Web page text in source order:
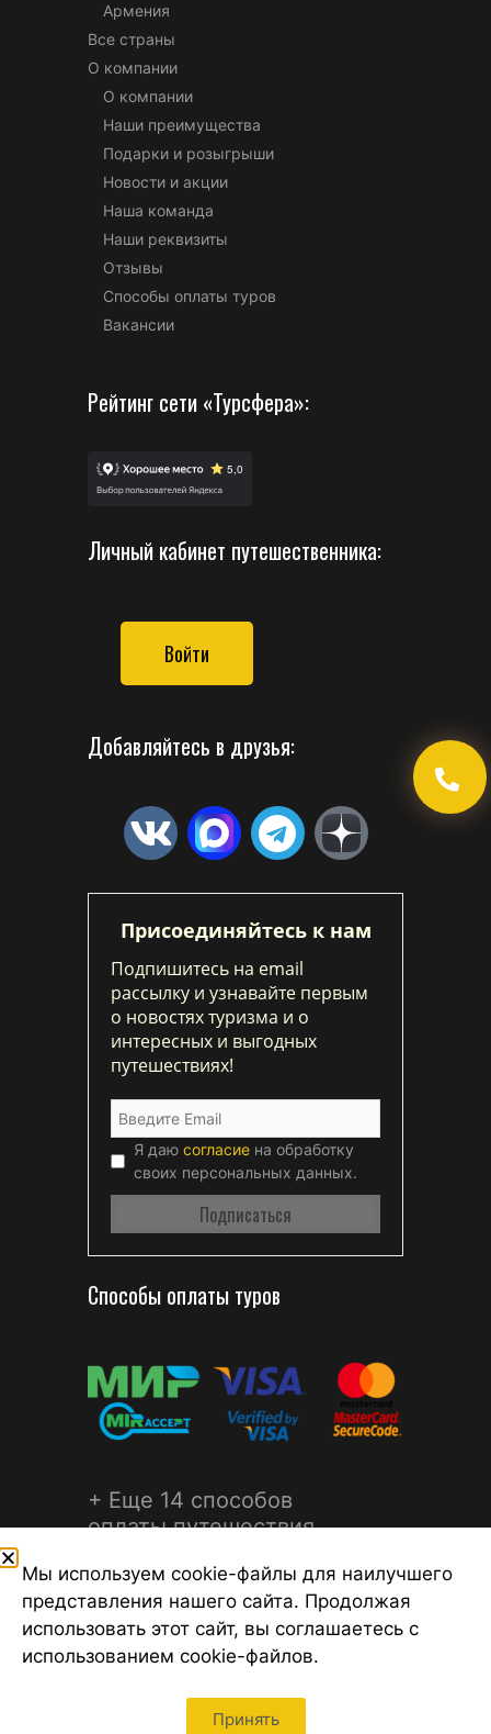
Армения
Все страны
О компании
О компании
Наши преимущества
Подарки и розыгрыши
Новости и акции
Наша команда
Наши реквизиты
Отзывы
Способы оплаты туров
Вакансии
Рейтинг сети «Турсфера»:
Личный кабинет путешественника:
Войти
Добавляйтесь в друзья:
Присоединяйтесь к нам
Подпишитесь на email
рассылку и узнавайте первым
о новостях туризма и о
интересных и выгодных
путешествиях!
Я даю согласие на обработку
своих персональных данных.
Способы оплаты туров
+ Еще 14 способов
оплаты путешествия
©2026 Турагентство Турсфера - Поиск туров от надежных
Мы используем cookie-файлы для наилучшего
представления нашего сайта. Продолжая
использовать этот сайт, вы соглашаетесь с
использованием cookie-файлов.
Принять